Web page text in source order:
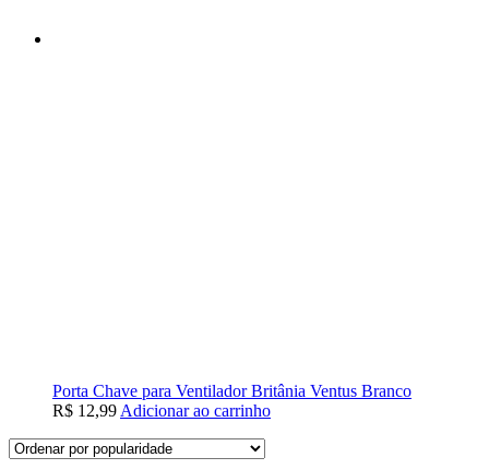
Porta Chave para Ventilador Britânia Ventus Branco
R$ 12,99Adicionar ao carrinho